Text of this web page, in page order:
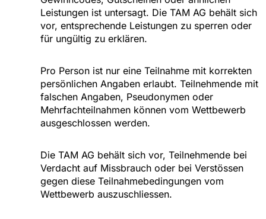
Leistungen ist untersagt. Die TAM AG behält sich
vor, entsprechende Leistungen zu sperren oder
für ungültig zu erklären.
Pro Person ist nur eine Teilnahme mit korrekten
persönlichen Angaben erlaubt. Teilnehmende mit
falschen Angaben, Pseudonymen oder
Mehrfachteilnahmen können vom Wettbewerb
ausgeschlossen werden.
Die TAM AG behält sich vor, Teilnehmende bei
Verdacht auf Missbrauch oder bei Verstössen
gegen diese Teilnahmebedingungen vom
Wettbewerb auszuschliessen.